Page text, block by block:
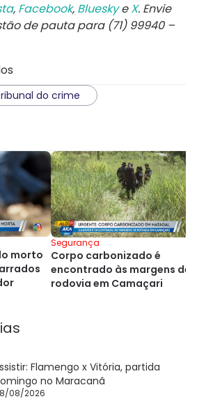
, Facebook, BlueskyeX. Envie
de pauta para (71) 99940 –
do crime
morto
Segurança
Corpo carbonizado é
encontrado às margens de
rodovia em Camaçari
Flamengo x Vitória, partida
no Maracanã
08/2026